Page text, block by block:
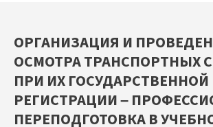
ОРГАНИЗАЦИЯ И
ОСМОТРА ТРАНСПОРТНЫХ
ПРИ ИХ ГОСУДАРСТВЕННОЙ
РЕГИСТРАЦИИ –
ПЕРЕПОДГОТОВКА В